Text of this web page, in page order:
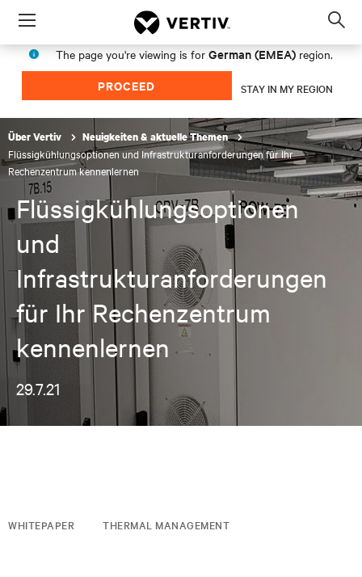
Menu
The page you're viewing is for German (EMEA) region.
PROCEED STAY IN MY REGION
Über Vertiv Neuigkeiten & aktuelle Themen
Flüssigkühlungsoptionen und Infrastrukturanforderungen für Ihr
Rechenzentrum kennenlernen
Flüssigkühlungsoptionen
und
Infrastrukturanforderungen
für Ihr Rechenzentrum
kennenlernen
29.7.21
WHITEPAPER THERMAL MANAGEMENT